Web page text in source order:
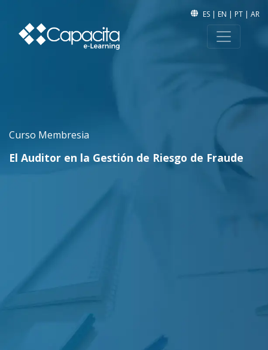
ES | EN | PT | AR
Curso Membresia
El Auditor en la Gestión de Riesgo de Fraude